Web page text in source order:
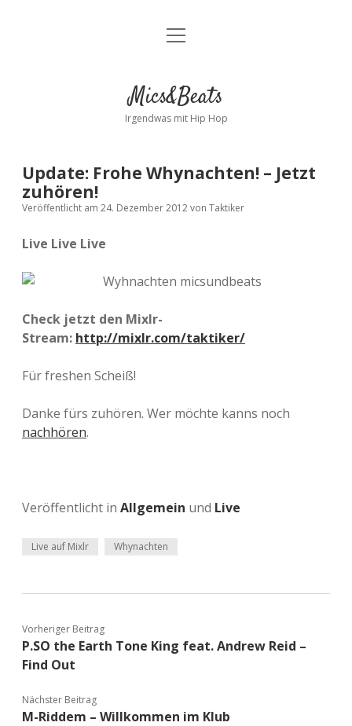
Kontakt
facebookinstagram
bandcamp
spotify
Menü
Mics&Beats
Irgendwas mit Hip Hop
Update: Frohe Whynachten! – Jetzt
zuhören!
Veröffentlicht am 24. Dezember 2012von Taktiker
Live Live Live
Check jetzt den Mixlr-
Stream: http://mixlr.com/taktiker/
Für freshen Scheiß!
Danke fürs zuhören. Wer möchte kanns noch
nachhören.
Veröffentlicht in Allgemein und Live
Live auf Mixlr Whynachten
Vorheriger Beitrag
P.SO the Earth Tone King feat. Andrew Reid –
Find Out
Nächster Beitrag
M-Riddem – Willkommen im Klub